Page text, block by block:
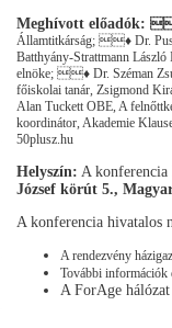
Meghívott előadók: 
Államtitkárság; ♦ Dr.
Batthyány-Strattmann László
elnöke; ♦ Dr. Széman
főiskolai tanár, Zsigmond
Alan Tuckett OBE, A
koordinátor, Akademie
50plusz.hu
Helyszín: A konferencia
József körút 5.,
A konferencia hivatalos
A rendezvény
További információk
A ForAge